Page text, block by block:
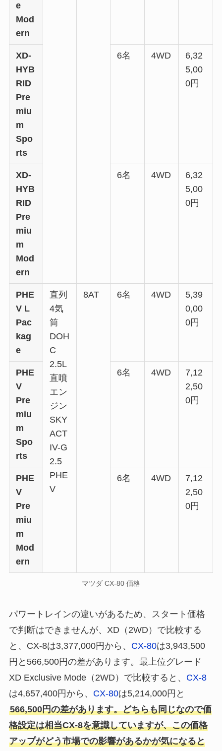
e
Mod
ern
XD-
HYB
RID
Pre
miu
m
Spo
rts
6名 4WD
6,32
5,00
0円
XD-
HYB
RID
Pre
miu
m
Mod
ern
6名 4WD
6,32
5,00
0円
PHE
V L
Pac
kag
e
直列
4気
筒
DOH
C
2.5L
直噴
エン
ジン
SKY
ACT
IV-G
2.5
PHE
V
8AT 6名 4WD
5,39
0,00
0円
PHE
V
Pre
miu
m
Spo
rts
6名 4WD
7,12
2,50
0円
PHE
V
Pre
miu
m
Mod
ern
6名 4WD
7,12
2,50
0円
マツダ CX-80 価格
パワートレインの違いがあるため、スタート価格
で判断はできませんが、XD（2WD）で比較する
と、CX-8は3,377,000円から、 CX-80は3,943,500
円と566,500円の差があります。最上位グレード
XD Exclusive Mode（2WD）で比較すると、 CX-8
は4,657,400円から、 CX-80は5,214,000円と
566,500円の差があります。どちらも同じなので価
格設定は相当CX-8を意識していますが、この価格
アップがどう市場での影響があるかが気になると